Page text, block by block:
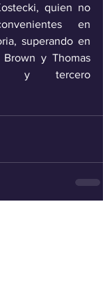
quien no
en
superando en
y Thomas
y tercero